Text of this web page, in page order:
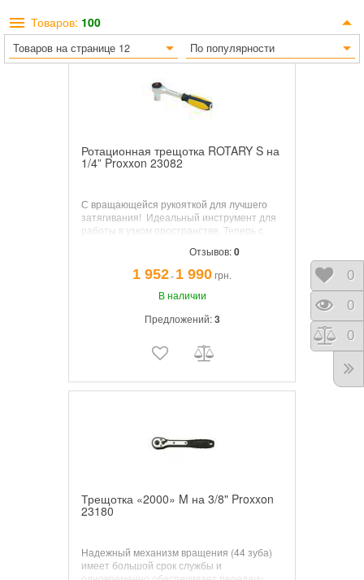
Товаров: 100
Товаров на странице 12 По популярности
Ротационная трещотка ROTARY S на
1/4” Proxxon 23082
С вращающейся рукояткой для лучшего
затягивания! Идеальный инструмент для
работы в узком пространстве. Теперь с
Для стыковки с удлинителем или
удлинителем с воротком.
Отзывов:0
1 952¯1 990грн.
В наличии
Предложений:3
Трещотка «2000» M на 3/8" Proxxon
23180
Надежный механизм вращения (44 зуба)
имеет большой срок службы и
0
0
0